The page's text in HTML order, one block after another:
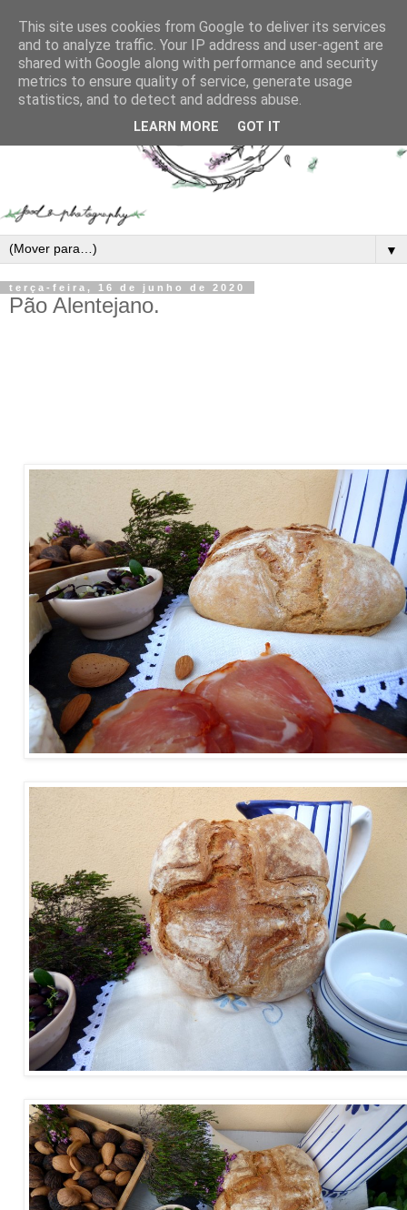
▼
terça-feira, 16 de junho de 2020
Pão Alentejano.
This site uses cookies from Google to deliver its services
and to analyze traffic. Your IP address and user-agent are
shared with Google along with performance and security
metrics to ensure quality of service, generate usage
statistics, and to detect and address abuse.
LEARN MORE GOT IT